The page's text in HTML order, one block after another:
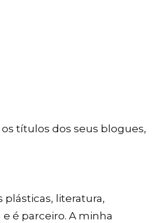
títulos dos seus blogues,
plásticas, literatura,
é parceiro. A minha